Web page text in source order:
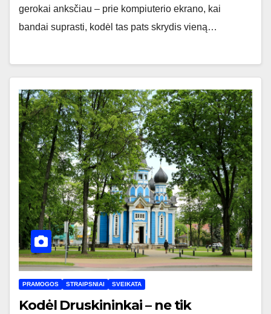
gerokai anksčiau – prie kompiuterio ekrano, kai
bandai suprasti, kodėl tas pats skrydis vieną…
PRAMOGOS STRAIPSNIAI SVEIKATA
Kodėl Druskininkai – ne tik